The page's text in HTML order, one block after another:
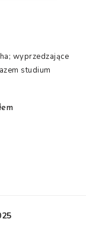
wyprzedzające
studium